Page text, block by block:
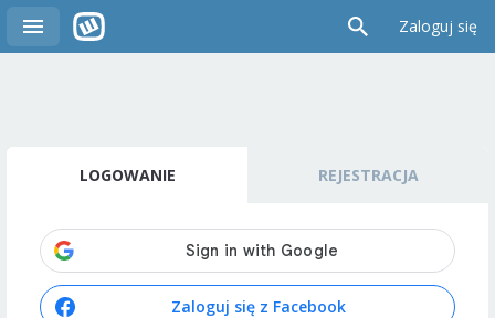
Zaloguj się
LOGOWANIE REJESTRACJA
Zaloguj się z Facebook